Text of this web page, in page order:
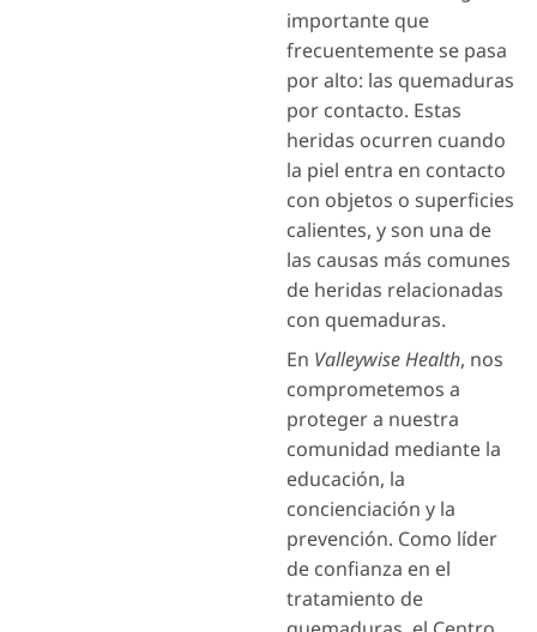
importante que
frecuentemente se pasa
por alto: las quemaduras
por contacto. Estas
heridas ocurren cuando
la piel entra en contacto
con objetos o superficies
calientes, y son una de
las causas más comunes
de heridas relacionadas
con quemaduras.
En Valleywise Health, nos
comprometemos a
proteger a nuestra
comunidad mediante la
educación, la
concienciación y la
prevención. Como líder
de confianza en el
tratamiento de